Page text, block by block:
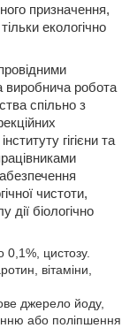
призначення,
екологічно
виробнича робота
спільно з
гігієни та
чистоти,
біологічно
цистозу.
вітаміни,
джерело йоду,
або поліпшення